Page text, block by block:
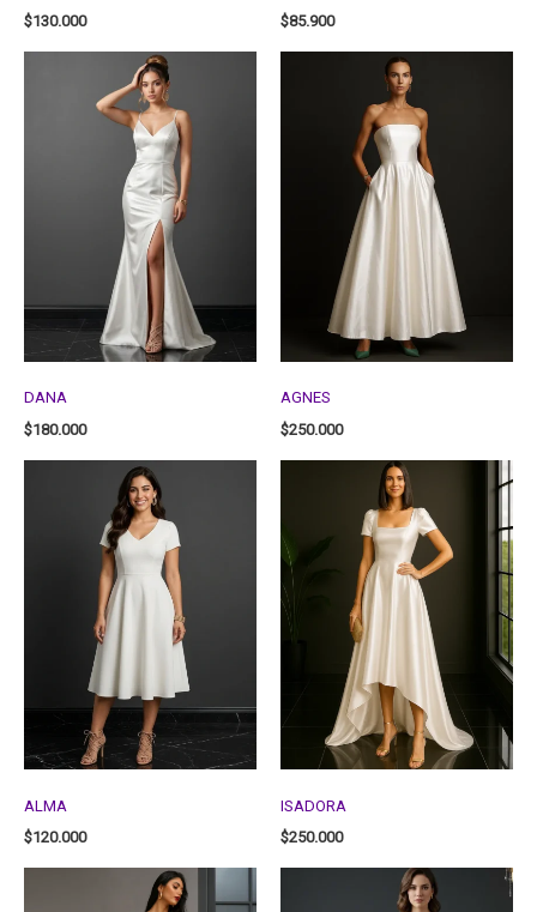
$130.000
$85.900
DANA
$180.000
AGNES
$250.000
ALMA
$120.000
ISADORA
$250.000